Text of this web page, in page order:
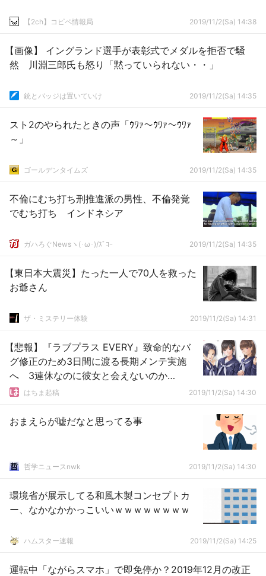
【2ch】コピペ情報局 2019/11/2(Sa) 14:38
【画像】 イングランド選手が表彰式でメダルを拒否で騒
然 川淵三郎氏も怒り「黙っていられない・・」
銃とバッジは置いていけ 2019/11/2(Sa) 14:35
スト2のやられたときの声「ｳﾜｧ～ｳﾜｧ～ｳﾜｧ
～」
ゴールデンタイムズ 2019/11/2(Sa) 14:35
不倫にむち打ち刑推進派の男性、不倫発覚
でむち打ち インドネシア
ガハろぐNewsヽ(･ω･)/ｽﾞｺｰ 2019/11/2(Sa) 14:35
【東日本大震災】たった一人で70人を救った
お爺さん
ザ・ミステリー体験 2019/11/2(Sa) 14:31
【悲報】『ラブプラス EVERY』致命的なバ
グ修正のため3日間に渡る長期メンテ実施
へ 3連休なのに彼女と会えないのか
よ・・・
はちま起稿 2019/11/2(Sa) 14:30
おまえらが嘘だなと思ってる事
哲学ニュースnwk 2019/11/2(Sa) 14:30
環境省が展示してる和風木製コンセプトカ
ー、なかなかかっこいいｗｗｗｗｗｗｗｗ
ハムスター速報 2019/11/2(Sa) 14:25
運転中「ながらスマホ」で即免停か？2019年12月の改正